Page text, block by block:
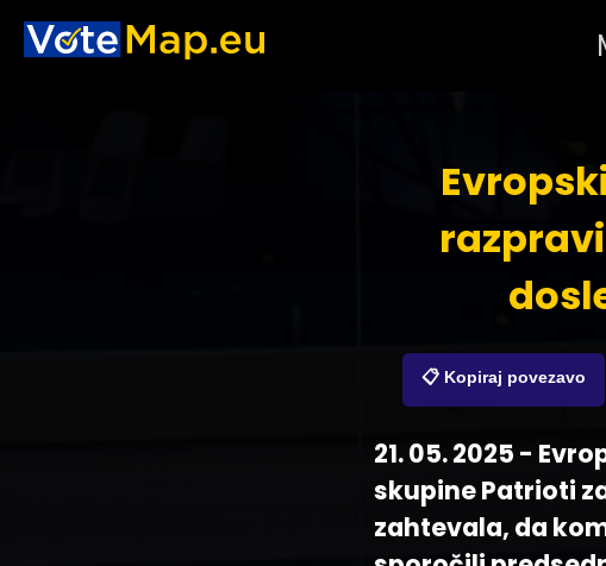
📋 Kopiraj povezavo
21. 05. 2025 -
skupine Patrioti
zahtevala, da